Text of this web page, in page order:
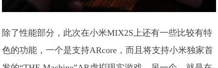
除了性能部分，此次在小米MIX2S上还有一些比较有特
色的功能，一个是支持ARcore，而且将支持小米独家首